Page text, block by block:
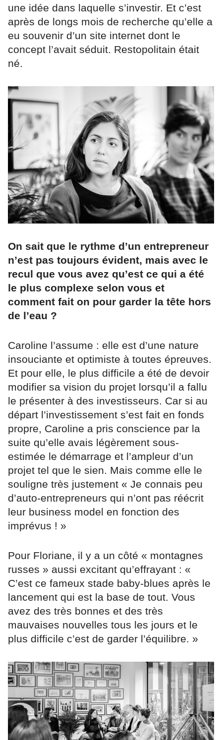
une idée dans laquelle s’investir. Et c’est
après de longs mois de recherche qu’elle a
eu souvenir d’un site internet dont le
concept l’avait séduit. Restopolitain était
né.
On sait que le rythme d’un entrepreneur
n’est pas toujours évident, mais avec le
recul que vous avez qu’est ce qui a été
le plus complexe selon vous et
comment fait on pour garder la tête hors
de l’eau ?
Caroline l’assume : elle est d’une nature
insouciante et optimiste à toutes épreuves.
Et pour elle, le plus difficile a été de devoir
modifier sa vision du projet lorsqu’il a fallu
le présenter à des investisseurs. Car si au
départ l’investissement s’est fait en fonds
propre, Caroline a pris conscience par la
suite qu’elle avais légèrement sous-
estimée le démarrage et l’ampleur d’un
projet tel que le sien. Mais comme elle le
souligne très justement « Je connais peu
d’auto-entrepreneurs qui n’ont pas réécrit
leur business model en fonction des
imprévus ! »
Pour Floriane, il y a un côté « montagnes
russes » aussi excitant qu’effrayant : «
C’est ce fameux stade baby-blues après le
lancement qui est la base de tout. Vous
avez des très bonnes et des très
mauvaises nouvelles tous les jours et le
plus difficile c’est de garder l’équilibre. »